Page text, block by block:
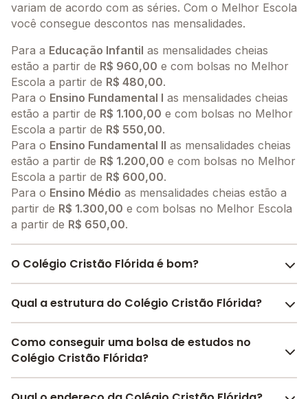
variam de acordo com as séries. Com o Melhor Escola
você consegue descontos nas mensalidades.
Para a Educação Infantil as mensalidades cheias
estão a partir de R$ 960,00 e com bolsas no Melhor
Escola a partir de R$ 480,00.
Para o Ensino Fundamental I as mensalidades cheias
estão a partir de R$ 1.100,00 e com bolsas no Melhor
Escola a partir de R$ 550,00.
Para o Ensino Fundamental II as mensalidades cheias
estão a partir de R$ 1.200,00 e com bolsas no Melhor
Escola a partir de R$ 600,00.
Para o Ensino Médio as mensalidades cheias estão a
partir de R$ 1.300,00 e com bolsas no Melhor Escola
a partir de R$ 650,00.
O Colégio Cristão Flórida é bom?
O Colégio Cristão Flórida é bem avaliado por pais,
ensino da instituição.
A escola recebeu avaliação de
da comunidade,3.5emestrutura física,3.5em
desenvolvimento socioemocionale3.6em
Qual a estrutura do Colégio Cristão Flórida?
O Colégio Cristão Flórida oferece toda a estrutura
necessária para o conforto e desenvolvimento
Como conseguir uma bolsa de estudos no
Colégio Cristão Flórida?
O Melhor Escola oferece descontos para o Colégio